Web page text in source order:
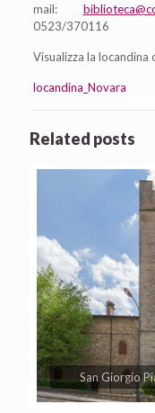
mail:
0523/370116
Visualizza la locandina
locandina_Novara
Related posts
San Giorgio